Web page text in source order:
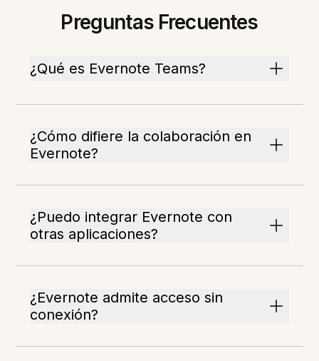
Preguntas Frecuentes
¿Qué es Evernote Teams?
¿Cómo difiere la colaboración en
Evernote?
¿Puedo integrar Evernote con
otras aplicaciones?
¿Evernote admite acceso sin
conexión?